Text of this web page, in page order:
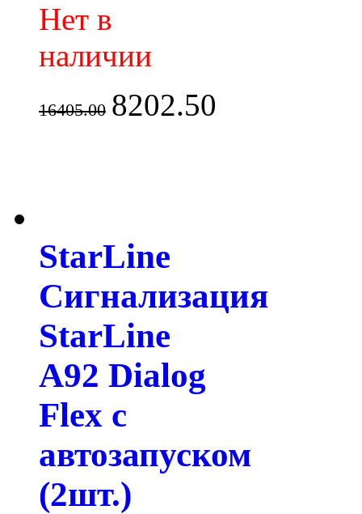
Нет в
наличии
16405.00 8202.50
StarLine
Сигнализация
StarLine
A92 Dialog
Flex с
автозапуском
(2шт.)